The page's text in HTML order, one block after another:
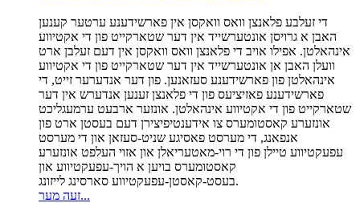
די זעלבע פלאנצן וואס וואקסן אין פארשידענע ערטער קענען
האבן א גרויסן אונטערשייד אין דער שטארקייט פון די אקטיווע
אינהאלטן. אפילו אויב די פלאנצן וואס וואקסן אין דעם זעלבן ארט
וועלן האבן אן אונטערשייד אין דער שטארקייט פון די אקטיווע
אינהאלטן פון פארשידענע סעזאנען. פון דער אנדערער זייט, די
פארשידענע פאזיציעס פון די פלאנצן זענען אנדערש אין דער
שטארקייט פון די אקטיווע אינהאלטן. אונזער ארבעט ערמעגליכט
אונזערע קאסטומערס צו אידענטיפיצירן דעם בעסטן ארט פון
אנפאנג, די מערסט פאסיגע שניט-סעזאן און די מערסט
עפעקטיווע טיילן פון די רוי-מאטעריאלן און אזוי העלפט אונזערע
קאסטומערס בויען א הויך-עפעקטיווע און
בעסט-קאסטן-עפעקטיווע סארסינג לייזונג.
זעה מער...